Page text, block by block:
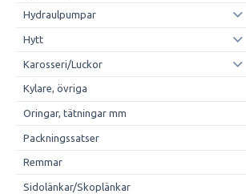
Hydraulpumpar
Hytt
Karosseri/Luckor
Kylare, övriga
Oringar, tätningar mm
Packningssatser
Remmar
Sidolänkar/Skoplänkar